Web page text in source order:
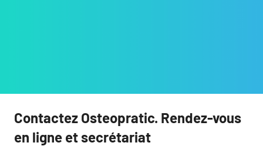
Contactez Osteopratic. Rendez-vous
en ligne et secrétariat